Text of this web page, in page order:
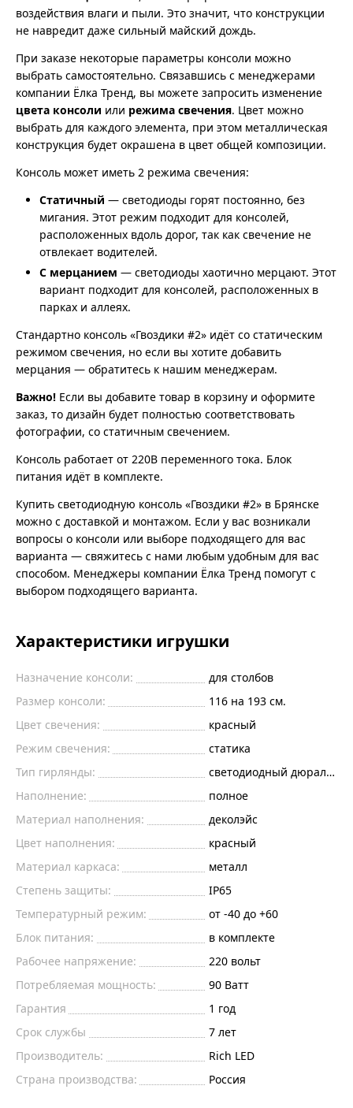
воздействия влаги и пыли. Это значит, что конструкции
не навредит даже сильный майский дождь.
При заказе некоторые параметры консоли можно
выбрать самостоятельно. Связавшись с менеджерами
компании Ёлка Тренд, вы можете запросить изменение
цвета консоли или режима свечения. Цвет можно
выбрать для каждого элемента, при этом металлическая
конструкция будет окрашена в цвет общей композиции.
Консоль может иметь 2 режима свечения:
Статичный — светодиоды горят постоянно, без
мигания. Этот режим подходит для консолей,
расположенных вдоль дорог, так как свечение не
отвлекает водителей.
С мерцанием — светодиоды хаотично мерцают. Этот
вариант подходит для консолей, расположенных в
парках и аллеях.
Стандартно консоль «Гвоздики #2» идёт со статическим
режимом свечения, но если вы хотите добавить
мерцания — обратитесь к нашим менеджерам.
Важно! Если вы добавите товар в корзину и оформите
заказ, то дизайн будет полностью соответствовать
фотографии, со статичным свечением.
Консоль работает от 220В переменного тока. Блок
питания идёт в комплекте.
Купить светодиодную консоль «Гвоздики #2» в Брянске
можно с доставкой и монтажом. Если у вас возникали
вопросы о консоли или выборе подходящего для вас
варианта — свяжитесь с нами любым удобным для вас
способом. Менеджеры компании Ёлка Тренд помогут с
выбором подходящего варианта.
Характеристики игрушки
Назначение консоли:
для столбов
Размер консоли:
116 на 193 см.
Цвет свечения:
красный
Режим свечения:
статика
Тип гирлянды:
светодиодный дюралайт
Наполнение:
полное
Материал наполнения:
деколэйс
Цвет наполнения:
красный
Материал каркаса:
металл
Степень защиты:
IP65
Температурный режим:
от -40 до +60
Блок питания:
в комплекте
Рабочее напряжение:
220 вольт
Потребляемая мощность:
90 Ватт
Гарантия
1 год
Срок службы
7 лет
Производитель:
Rich LED
Страна производства:
Россия